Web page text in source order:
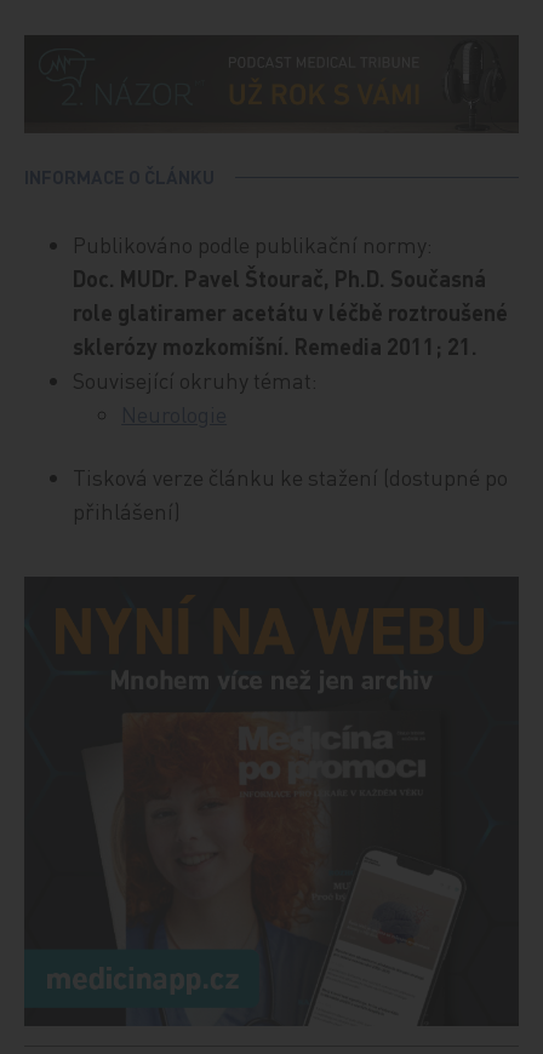
Publikováno podle publikační normy:
Doc. MUDr. Pavel Štourač, Ph.D. Současná
role glatiramer acetátu v léčbě roztroušené
sklerózy mozkomíšní. Remedia 2011; 21.
Související okruhy témat:
Tisková verze článku ke stažení (dostupné po
přihlášení)